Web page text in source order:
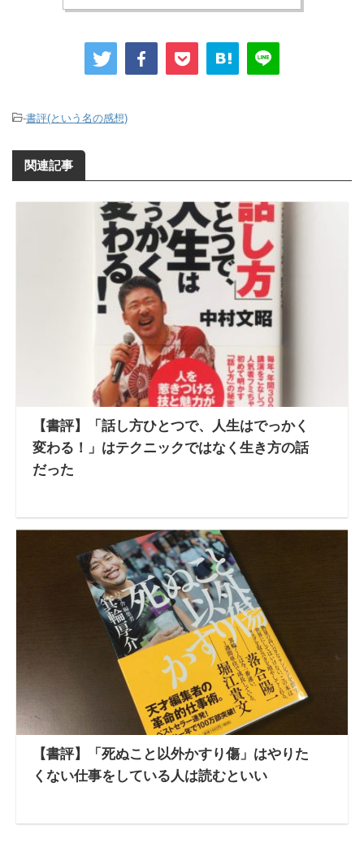
-書評(という名の感想)
関連記事
【書評】「話し方ひとつで、人生はでっかく
変わる！」はテクニックではなく生き方の話
だった
【書評】「死ぬこと以外かすり傷」はやりた
くない仕事をしている人は読むといい